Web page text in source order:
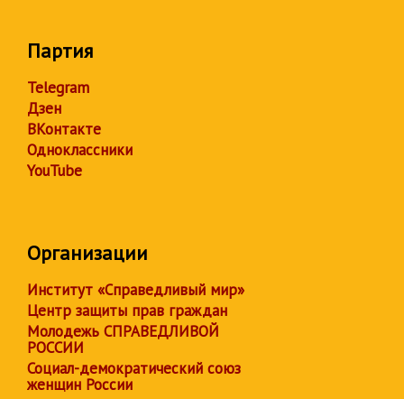
Партия
Telegram
Дзен
ВКонтакте
Одноклассники
YouTube
Организации
Институт «Справедливый мир»
Центр защиты прав граждан
Молодежь СПРАВЕДЛИВОЙ
РОССИИ
Социал-демократический союз
женщин России